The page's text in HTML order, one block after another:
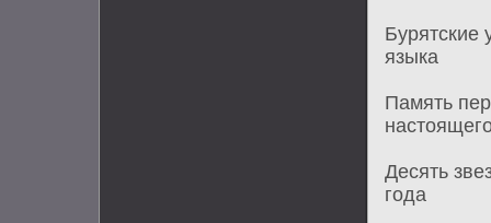
Бурятские
языка
Память
Десять
года